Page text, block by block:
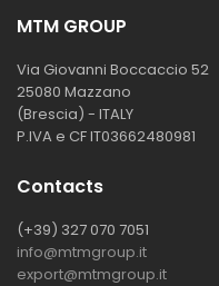
MTM GROUP
Via Giovanni Boccaccio 52
25080 Mazzano
(Brescia) - ITALY
P.IVA e CF IT03662480981
Contacts
(+39) 327 070 7051
info@mtmgroup.it
export@mtmgroup.it